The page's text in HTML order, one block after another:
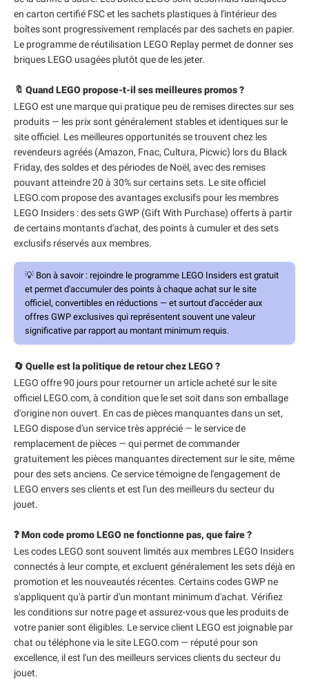
en carton certifié FSC et les sachets plastiques à l'intérieur des
boîtes sont progressivement remplacés par des sachets en papier.
Le programme de réutilisation LEGO Replay permet de donner ses
briques LEGO usagées plutôt que de les jeter.
🔖 Quand LEGO propose-t-il ses meilleures promos ?
LEGO est une marque qui pratique peu de remises directes sur ses
produits — les prix sont généralement stables et identiques sur le
site officiel. Les meilleures opportunités se trouvent chez les
revendeurs agréés (Amazon, Fnac, Cultura, Picwic) lors du Black
Friday, des soldes et des périodes de Noël, avec des remises
pouvant atteindre 20 à 30% sur certains sets. Le site officiel
LEGO.com propose des avantages exclusifs pour les membres
LEGO Insiders : des sets GWP (Gift With Purchase) offerts à partir
de certains montants d'achat, des points à cumuler et des sets
exclusifs réservés aux membres.
💡 Bon à savoir : rejoindre le programme LEGO Insiders est gratuit
et permet d'accumuler des points à chaque achat sur le site
officiel, convertibles en réductions — et surtout d'accéder aux
offres GWP exclusives qui représentent souvent une valeur
significative par rapport au montant minimum requis.
🔄 Quelle est la politique de retour chez LEGO ?
LEGO offre 90 jours pour retourner un article acheté sur le site
officiel LEGO.com, à condition que le set soit dans son emballage
d'origine non ouvert. En cas de pièces manquantes dans un set,
LEGO dispose d'un service très apprécié — le service de
remplacement de pièces — qui permet de commander
gratuitement les pièces manquantes directement sur le site, même
pour des sets anciens. Ce service témoigne de l'engagement de
LEGO envers ses clients et est l'un des meilleurs du secteur du
jouet.
❓ Mon code promo LEGO ne fonctionne pas, que faire ?
Les codes LEGO sont souvent limités aux membres LEGO Insiders
connectés à leur compte, et excluent généralement les sets déjà en
promotion et les nouveautés récentes. Certains codes GWP ne
s'appliquent qu'à partir d'un montant minimum d'achat. Vérifiez
les conditions sur notre page et assurez-vous que les produits de
votre panier sont éligibles. Le service client LEGO est joignable par
chat ou téléphone via le site LEGO.com — réputé pour son
excellence, il est l'un des meilleurs services clients du secteur du
jouet.